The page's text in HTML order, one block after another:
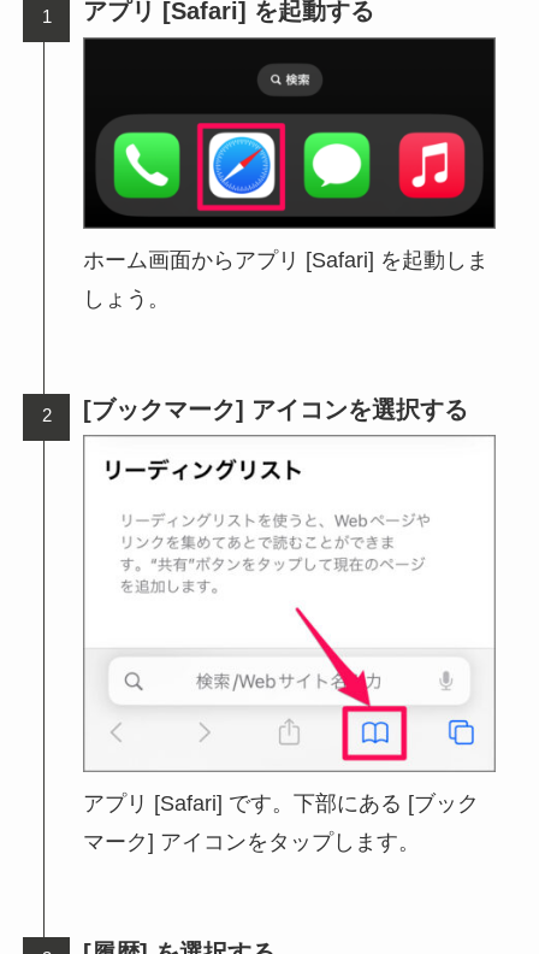
アプリ [Safari] を起動する
ホーム画面からアプリ [Safari] を起動しま
しょう。
[ブックマーク] アイコンを選択する
アプリ [Safari] です。下部にある [ブック
マーク] アイコンをタップします。